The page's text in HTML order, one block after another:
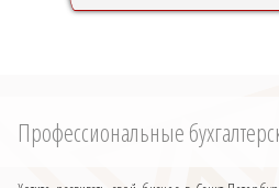
Профессиональные